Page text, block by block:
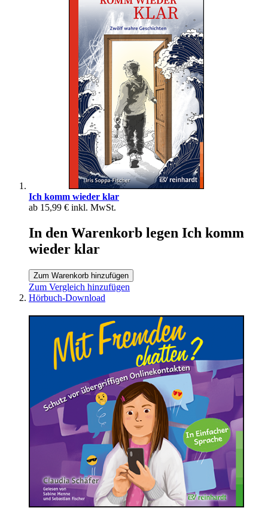
Ich komm wieder klar
ab 15,99 € inkl. MwSt.
In den Warenkorb legen Ich komm
wieder klar
Zum Warenkorb hinzufügen
Zum Vergleich hinzufügen
Hörbuch-Download